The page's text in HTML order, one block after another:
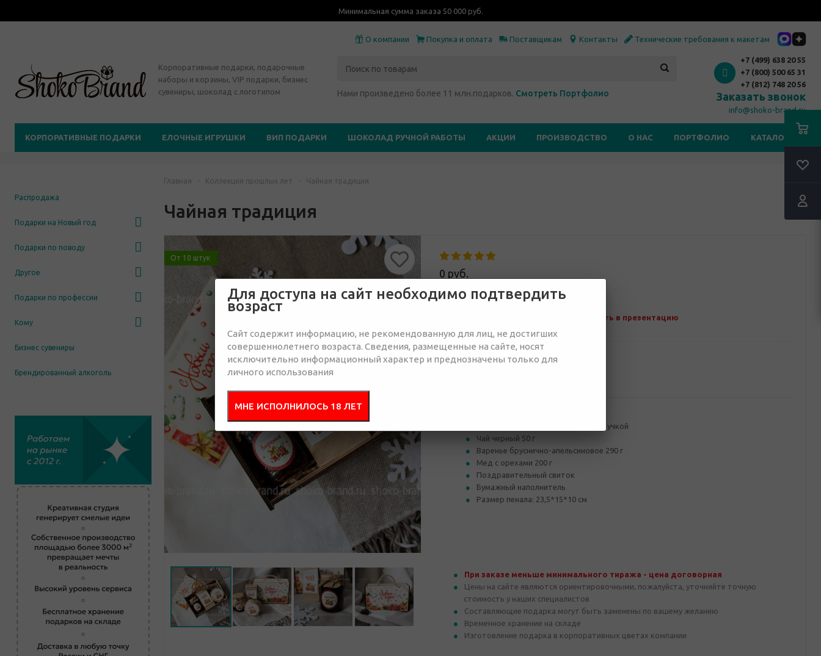
Минимальная сумма заказа 50 000 руб.
О компании Покупка и оплата Поставщикам Контакты Технические требования к макетам
Корпоративные подарки, подарочные
наборы и корзины, VIP подарки, бизнес
сувениры, шоколад с логотипом
Нами произведено более 11 млн.подарков. Смотреть Портфолио
+7 (499) 638 20 55
+7 (800) 500 65 31
+7 (812) 748 20 56
Заказать звонок
info@shoko-brand.ru
КОРПОРАТИВНЫЕ ПОДАРКИ ЕЛОЧНЫЕ ИГРУШКИ ВИП ПОДАРКИ ШОКОЛАД РУЧНОЙ РАБОТЫ АКЦИИ ПРОИЗВОДСТВО О НАС ПОРТФОЛИО КАТАЛОГИ
Распродажа
Подарки на Новый год
Подарки по поводу
Другое
Подарки по профессии
Кому
Бизнес сувениры
Брендированный алкоголь
Главная - Коллекция прошлых лет - Чайная традиция
Чайная традиция
От 10 штук
0 руб.
Добавить в презентацию
Деревянный пенал с веревочный ручкой
Чай черный 50 г
Варенье бруснично-апельсиновое 290 г
Мед с орехами 200 г
Поздравительный свиток
Бумажный наполнитель
Размер пенала: 23,5*15*10 см
При заказе меньше минимального тиража - цена договорная
Цены на сайте являются ориентировочными, пожалуйста, уточняйте точную
стоимость у наших специалистов
Составляющие подарка могут быть заменены по вашему желанию
Временное хранение на складе
Изготовление подарка в корпоративных цветах компании
Для доступа на сайт необходимо подтвердить
возраст
Сайт содержит информацию, не рекомендованную для лиц, не достигших
совершеннолетнего возраста. Сведения, размещенные на сайте, носят
исключительно информационный характер и преднозначены только для
личного использования
МНЕ ИСПОЛНИЛОСЬ 18 ЛЕТ